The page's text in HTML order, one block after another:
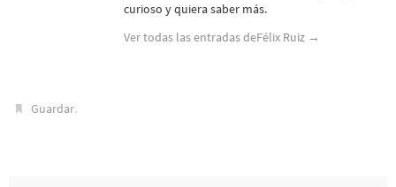
curioso y quiera saber más.
Ver todas las entradas deFélix Ruiz →
Guardar.